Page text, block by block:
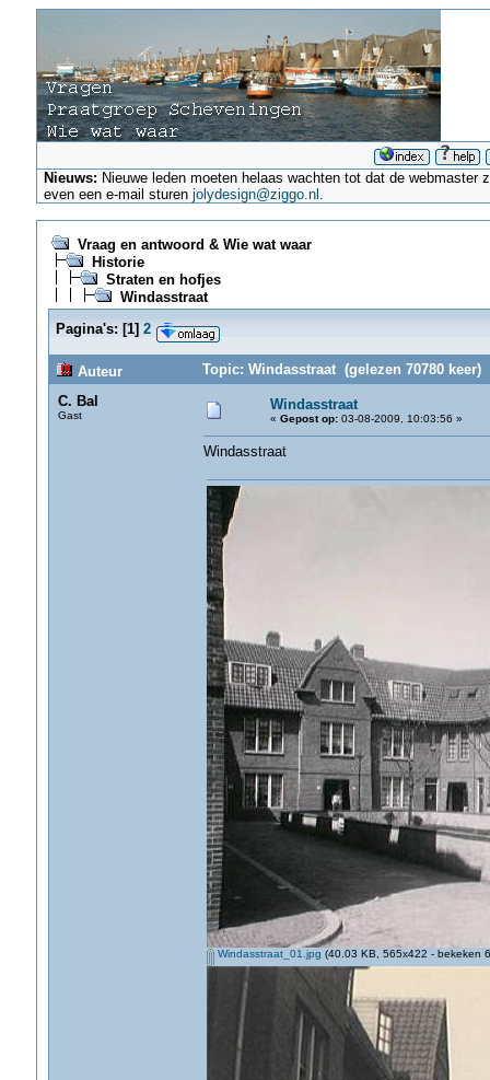
Nieuws: Nieuwe leden moeten helaas wachten tot dat de
even een e-mail sturenjolydesign@ziggo.nl .
Vraag en antwoord & Wie wat waar
Historie
Straten en hofjes
Windasstraat
Pagina's: [1] 2
Auteur
Topic: Windasstraat (gelezen 70780 keer)
C. Bal
Gast
Windasstraat
« Gepost op:03-08-2009, 10:03:56 »
Windasstraat
Windasstraat_01.jpg (40.03 KB, 565x422 - bekeken